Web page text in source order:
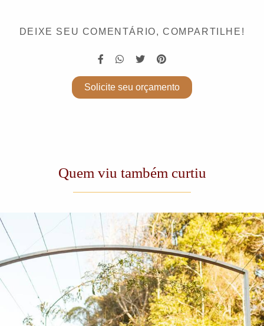
DEIXE SEU COMENTÁRIO, COMPARTILHE!
Solicite seu orçamento
Quem viu também curtiu